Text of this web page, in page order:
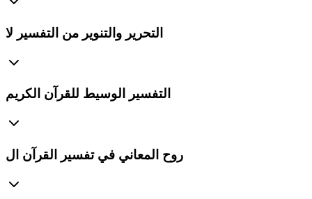
التحرير والتنوير من التفسير لا
التفسير الوسيط للقرآن الكريم
روح المعاني في تفسير القرآن ال